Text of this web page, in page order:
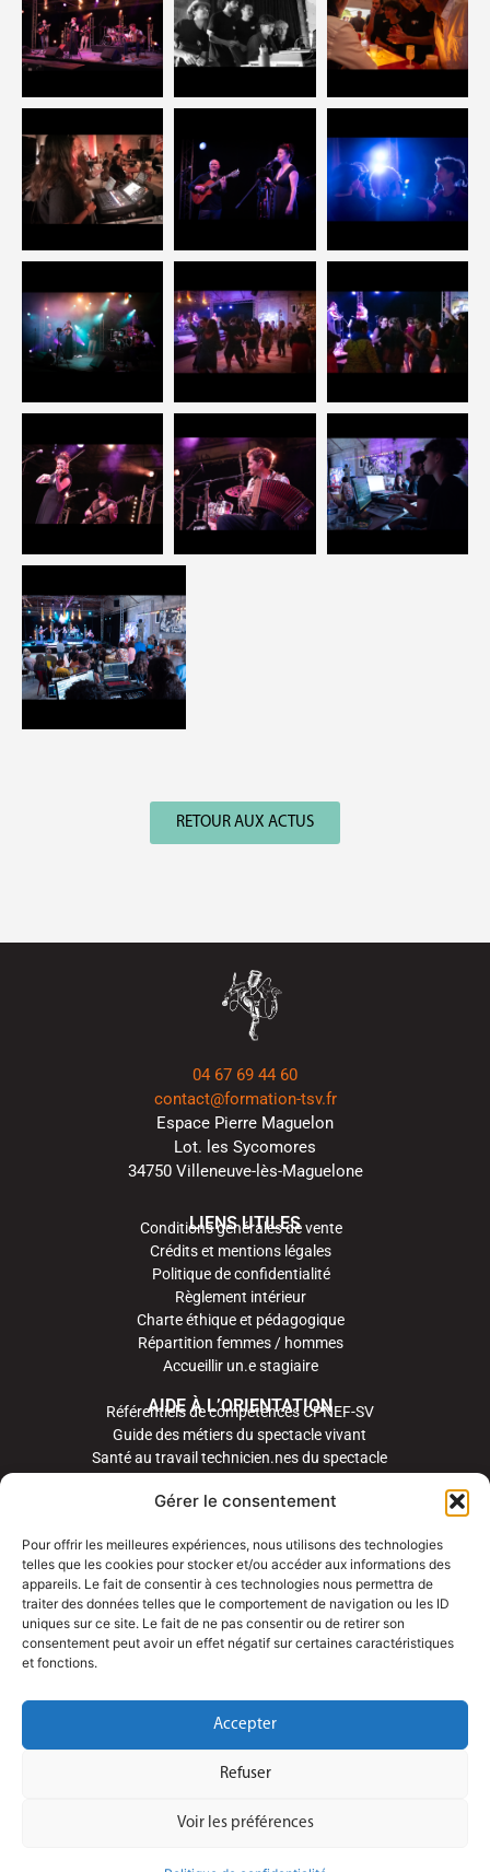
Gérer le consentement
Pour offrir les meilleures expériences, nous utilisons des technologies
telles que les cookies pour stocker et/ou accéder aux informations des
appareils. Le fait de consentir à ces technologies nous permettra de
traiter des données telles que le comportement de navigation ou les ID
uniques sur ce site. Le fait de ne pas consentir ou de retirer son
consentement peut avoir un effet négatif sur certaines caractéristiques
et fonctions.
Accepter
Refuser
Voir les préférences
RETOUR AUX ACTUS
04 67 69 44 60
contact@formation-tsv.fr
Espace Pierre Maguelon
Lot. les Sycomores
34750 Villeneuve-lès-Maguelone
LIENS UTILES
Conditions générales de vente
Crédits et mentions légales
Politique de confidentialité
Règlement intérieur
Charte éthique et pédagogique
Répartition femmes / hommes
Accueillir un.e stagiaire
AIDE À L’ORIENTATION
Référentiels de compétences CPNEF-SV
Guide des métiers du spectacle vivant
Santé au travail technicien.nes du spectacle